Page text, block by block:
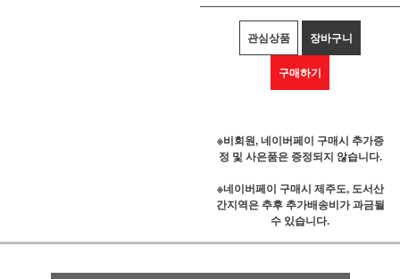
관심상품 장바구니
구매하기
※비회원, 네이버페이 구매시 추가증
정 및 사은품은 증정되지 않습니다.
※네이버페이 구매시 제주도, 도서산
간지역은 추후 추가배송비가 과금될
수 있습니다.